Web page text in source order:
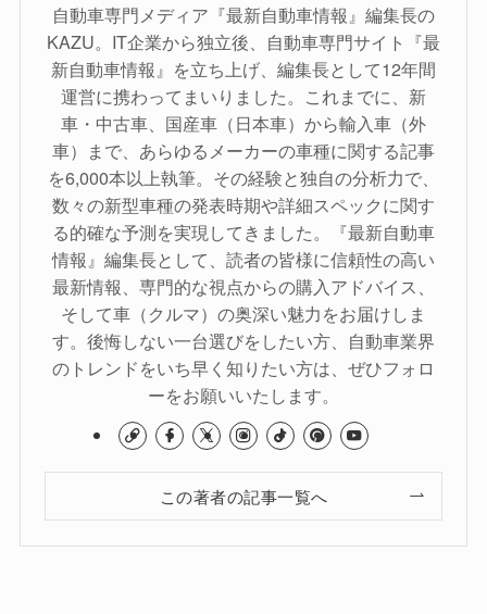
自動車専門メディア『最新自動車情報』編集長の
KAZU。IT企業から独立後、自動車専門サイト『最
新自動車情報』を立ち上げ、編集長として12年間
運営に携わってまいりました。これまでに、新
車・中古車、国産車（日本車）から輸入車（外
車）まで、あらゆるメーカーの車種に関する記事
を6,000本以上執筆。その経験と独自の分析力で、
数々の新型車種の発表時期や詳細スペックに関す
る的確な予測を実現してきました。『最新自動車
情報』編集長として、読者の皆様に信頼性の高い
最新情報、専門的な視点からの購入アドバイス、
そして車（クルマ）の奥深い魅力をお届けしま
す。後悔しない一台選びをしたい方、自動車業界
のトレンドをいち早く知りたい方は、ぜひフォロ
ーをお願いいたします。
この著者の記事一覧へ